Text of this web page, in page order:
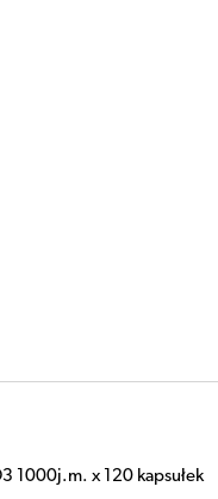
Mikroflora + D3 krople 8ml